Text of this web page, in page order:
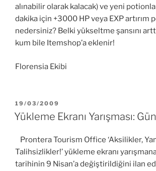
alınabilir olarak kalacak) ve yeni
dakika için +3000 HP veya EXP artırım
nedersiniz? Belki yükseltme şansını
kum bile Itemshop’a eklenir!
Florensia Ekibi
YAYIM
TARIHI
19/03/2009
Yükleme Ekranı Yarışması:
Prontera Tourism Office ‘Aksilikler,
Talihsizlikler!’ yükleme ekranı
tarihinin 9 Nisan’a değiştirildiğini ilan